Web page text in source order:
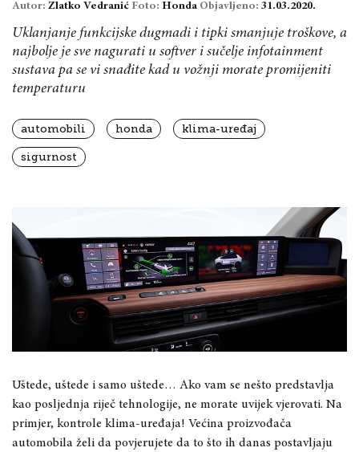
Autor: Zlatko Vedranić Foto: Honda Objavljeno: 31.03.2020.
Uklanjanje funkcijske dugmadi i tipki smanjuje troškove, a
najbolje je sve nagurati u softver i sučelje infotainment
sustava pa se vi snađite kad u vožnji morate promijeniti
temperaturu
automobili honda klima-uređaj
sigurnost
Uštede, uštede i samo uštede… Ako vam se nešto predstavlja
kao posljednja riječ tehnologije, ne morate uvijek vjerovati. Na
primjer, kontrole klima-uređaja! Većina proizvođača
automobila želi da povjerujete da to što ih danas postavljaju